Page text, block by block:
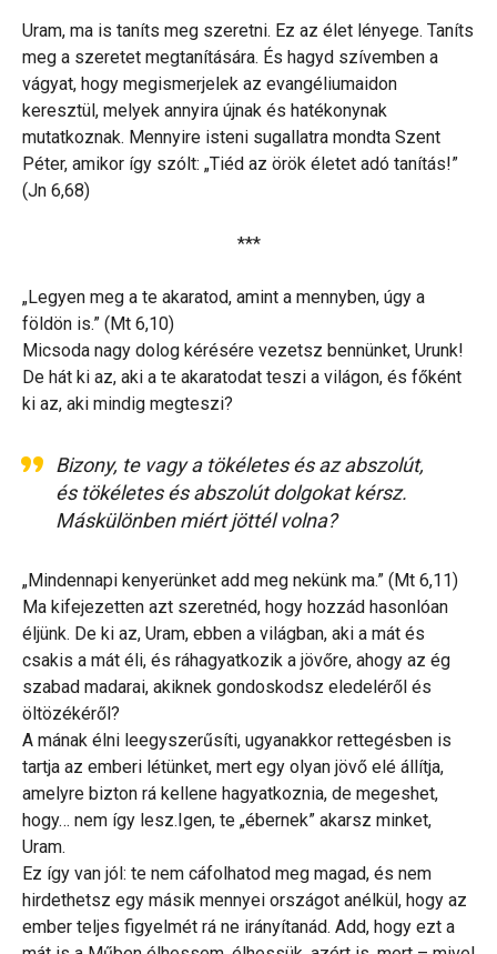
Uram, ma is taníts meg szeretni. Ez az élet lényege. Taníts
meg a szeretet megtanítására. És hagyd szívemben a
vágyat, hogy megismerjelek az evangéliumaidon
keresztül, melyek annyira újnak és hatékonynak
mutatkoznak. Mennyire isteni sugallatra mondta Szent
Péter, amikor így szólt: „Tiéd az örök életet adó tanítás!”
(Jn 6,68)
***
„Legyen meg a te akaratod, amint a mennyben, úgy a
földön is.” (Mt 6,10)
Micsoda nagy dolog kérésére vezetsz bennünket, Urunk!
De hát ki az, aki a te akaratodat teszi a világon, és főként
ki az, aki mindig megteszi?
Bizony, te vagy a tökéletes és az abszolút,
és tökéletes és abszolút dolgokat kérsz.
Máskülönben miért jöttél volna?
„Mindennapi kenyerünket add meg nekünk ma.” (Mt 6,11)
Ma kifejezetten azt szeretnéd, hogy hozzád hasonlóan
éljünk. De ki az, Uram, ebben a világban, aki a mát és
csakis a mát éli, és ráhagyatkozik a jövőre, ahogy az ég
szabad madarai, akiknek gondoskodsz eledeléről és
öltözékéről?
A mának élni leegyszerűsíti, ugyanakkor rettegésben is
tartja az emberi létünket, mert egy olyan jövő elé állítja,
amelyre bizton rá kellene hagyatkoznia, de megeshet,
hogy… nem így lesz.Igen, te „ébernek” akarsz minket,
Uram.
Ez így van jól: te nem cáfolhatod meg magad, és nem
hirdethetsz egy másik mennyei országot anélkül, hogy az
ember teljes figyelmét rá ne irányítanád. Add, hogy ezt a